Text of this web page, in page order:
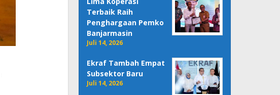
Terbaik Raih
Penghargaan Pemko
Banjarmasin
Juli 14, 2026
Ekraf Tambah Empat
Subsektor Baru
Juli 14, 2026